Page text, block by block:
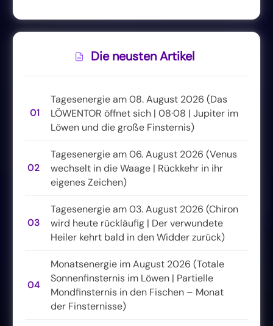
Die neusten Artikel
01
Tagesenergie am 08. August 2026 (Das
LÖWENTOR öffnet sich | 08·08 | Jupiter im
Löwen und die große Finsternis)
02
Tagesenergie am 06. August 2026 (Venus
wechselt in die Waage | Rückkehr in ihr
eigenes Zeichen)
03
Tagesenergie am 03. August 2026 (Chiron
wird heute rückläufig | Der verwundete
Heiler kehrt bald in den Widder zurück)
04
Monatsenergie im August 2026 (Totale
Sonnenfinsternis im Löwen | Partielle
Mondfinsternis in den Fischen – Monat
der Finsternisse)